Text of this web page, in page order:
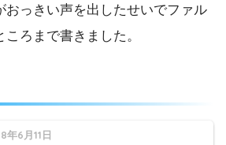
おっきい声を出したせいでファル
ろまで書きました。
年6月11日